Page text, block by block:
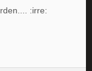
:irre: